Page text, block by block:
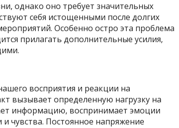
однако оно требует значительных
себя истощенными после долгих
Особенно остро эта проблема
прилагать дополнительные усилия,
восприятия и реакции на
вызывает определенную нагрузку на
информацию, воспринимает эмоции
чувства. Постоянное напряжение